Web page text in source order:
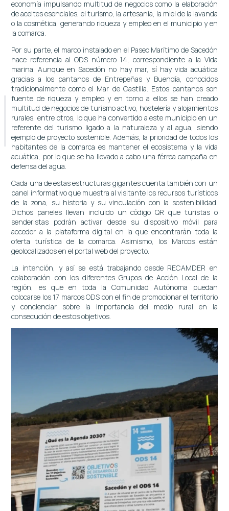
economía impulsando multitud de negocios como la elaboración
de aceites esenciales, el turismo, la artesanía, la miel de la lavanda
o la cosmética, generando riqueza y empleo en el municipio y en
la comarca.
Por su parte, el marco instalado en el Paseo Marítimo de Sacedón
hace referencia al ODS número 14, correspondiente a la Vida
marina. Aunque en Sacedón no hay mar, sí hay vida acuática
gracias a los pantanos de Entrepeñas y Buendía, conocidos
tradicionalmente como el Mar de Castilla. Estos pantanos son
fuente de riqueza y empleo y en torno a ellos se han creado
multitud de negocios de turismo activo, hostelería y alojamientos
rurales, entre otros, lo que ha convertido a este municipio en un
referente del turismo ligado a la naturaleza y al agua, siendo
ejemplo de proyecto sostenible. Además, la prioridad de todos los
habitantes de la comarca es mantener el ecosistema y la vida
acuática, por lo que se ha llevado a cabo una férrea campaña en
defensa del agua.
Cada una de estas estructuras gigantes cuenta también con un
panel informativo que muestra al visitante los recursos turísticos
de la zona, su historia y su vinculación con la sostenibilidad.
Dichos paneles llevan incluido un código QR que turistas o
senderistas podrán activar desde su dispositivo móvil para
acceder a la plataforma digital en la que encontrarán toda la
oferta turística de la comarca. Asimismo, los Marcos están
geolocalizados en el portal web del proyecto.
La intención, y así se está trabajando desde RECAMDER en
colaboración con los diferentes Grupos de Acción Local de la
región, es que en toda la Comunidad Autónoma puedan
colocarse los 17 marcos ODS con el fin de promocionar el territorio
y concienciar sobre la importancia del medio rural en la
consecución de estos objetivos.